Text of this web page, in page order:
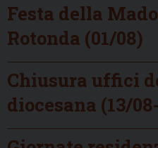
Festa della
Rotonda (01/08)
Chiusura uffici
diocesana (13/